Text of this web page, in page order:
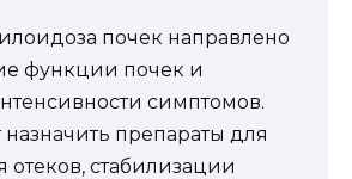
почек направлено
функции почек и
симптомов.
препараты для
стабилизации